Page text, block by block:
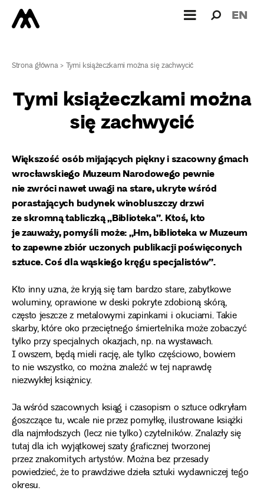
dla: EN
Strona główna>Tymi książeczkami można się zachwycić
Tymi książeczkami można
się zachwycić
Większość osób mijających piękny i szacowny gmach
wrocławskiego Muzeum Narodowego pewnie
nie zwróci nawet uwagi na stare, ukryte wśród
porastających budynek winobluszczy drzwi
ze skromną tabliczką „Biblioteka”. Ktoś, kto
je zauważy, pomyśli może: „Hm, biblioteka w Muzeum
to zapewne zbiór uczonych publikacji poświęconych
sztuce. Coś dla wąskiego kręgu specjalistów”.
Kto inny uzna, że kryją się tam bardzo stare, zabytkowe
woluminy, oprawione w deski pokryte zdobioną skórą,
często jeszcze z metalowymi zapinkami i okuciami. Takie
skarby, które oko przeciętnego śmiertelnika może zobaczyć
tylko przy specjalnych okazjach, np. na wystawach.
I owszem, będą mieli rację, ale tylko częściowo, bowiem
to nie wszystko, co można znaleźć w tej naprawdę
niezwykłej książnicy.
Ja wśród szacownych ksiąg i czasopism o sztuce odkryłam
goszczące tu, wcale nie przez pomyłkę, ilustrowane książki
dla najmłodszych (lecz nie tylko) czytelników. Znalazły się
tutaj dla ich wyjątkowej szaty graficznej tworzonej
przez znakomitych artystów. Można bez przesady
powiedzieć, że to prawdziwe dzieła sztuki wydawniczej tego
okresu.